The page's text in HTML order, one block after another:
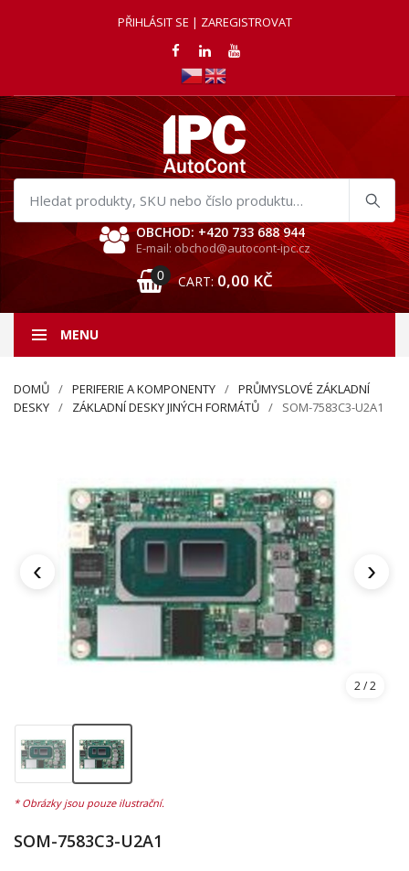
PŘIHLÁSIT SE | ZAREGISTROVAT
Hledat
produkty
OBCHOD: +420 733 688 944
E-mail: obchod@autocont-ipc.cz
0 CART: 0,00 KČ
MENU
DOMŮ PERIFERIE A KOMPONENTY
PRŮMYSLOVÉ ZÁKLADNÍ
DESKY
ZÁKLADNÍ DESKY JINÝCH FORMÁTŮ SOM-7583C3-U2A1
‹ ›
2/ 2
SOM-7583C3-U2A1